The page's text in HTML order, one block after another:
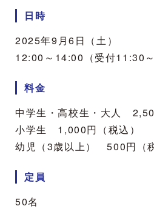
日時
2025年9月6日（土）
12:00～14:00（受付11:30～
料金
中学生・高校生・大人
小学生 1,000円（税込）
幼児（3歳以上） 500円（税
定員
50名